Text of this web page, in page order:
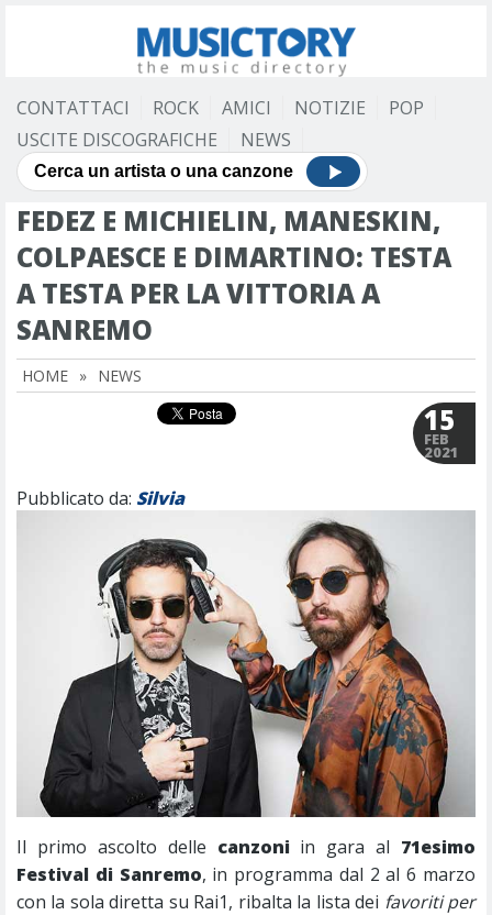
CONTATTACI ROCK AMICI NOTIZIE
POP
USCITE DISCOGRAFICHE
NEWS
FEDEZ E MICHIELIN, MANESKIN,
COLPAESCE E DIMARTINO: TESTA
A TESTA PER LA VITTORIA A
SANREMO
HOME » NEWS
15
FEB
2021
Pubblicato da: Silvia
Il primo ascolto delle canzoniin gara al 71esimo
Festival di Sanremo, in programma dal 2 al 6 marzo
con la sola diretta su Rai1, ribalta la lista dei favoriti per